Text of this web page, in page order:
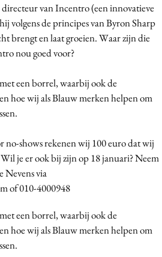
van Incentro (een innovatieve
volgens de principes van Byron Sharp
brengt en laat groeien. Waar zijn die
nou goed voor?
een borrel, waarbij ook de
hoe wij als Blauw merken helpen om
no-shows rekenen wij 100 euro dat wij
je er ook bij zijn op 18 januari? Neem
Nevens via
of 010-4000948
een borrel, waarbij ook de
hoe wij als Blauw merken helpen om